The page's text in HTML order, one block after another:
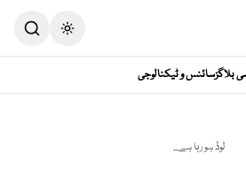
Toggle theme
بلاگزسائنس و ٹیکنالوجی
لوڈ ہو رہا ہے...